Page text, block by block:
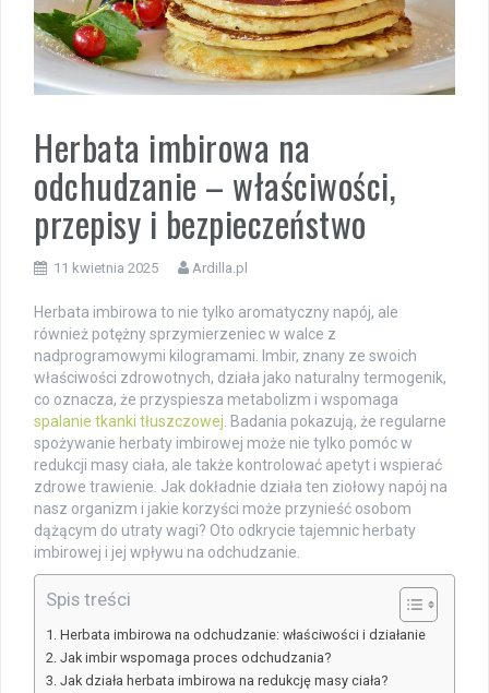
Herbata imbirowa na
odchudzanie – właściwości,
przepisy i bezpieczeństwo
11 kwietnia 2025 Ardilla.pl
Herbata imbirowa to nie tylko aromatyczny napój, ale
również potężny sprzymierzeniec w walce z
nadprogramowymi kilogramami. Imbir, znany ze swoich
właściwości zdrowotnych, działa jako naturalny termogenik,
co oznacza, że przyspiesza metabolizm i wspomaga
spalanie tkanki tłuszczowej . Badania pokazują, że regularne
spożywanie herbaty imbirowej może nie tylko pomóc w
redukcji masy ciała, ale także kontrolować apetyt i wspierać
zdrowe trawienie. Jak dokładnie działa ten ziołowy napój na
nasz organizm i jakie korzyści może przynieść osobom
dążącym do utraty wagi? Oto odkrycie tajemnic herbaty
imbirowej i jej wpływu na odchudzanie.
Spis treści
Herbata imbirowa na odchudzanie: właściwości i działanie
Jak imbir wspomaga proces odchudzania?
Jak działa herbata imbirowa na redukcję masy ciała?